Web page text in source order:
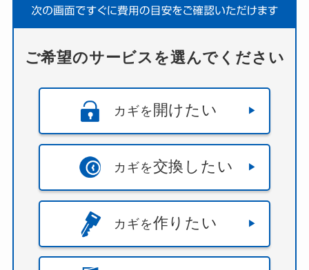
ご希望のサービスを選んでください
カギを 開けたい
カギを交換したい
カギを作りたい